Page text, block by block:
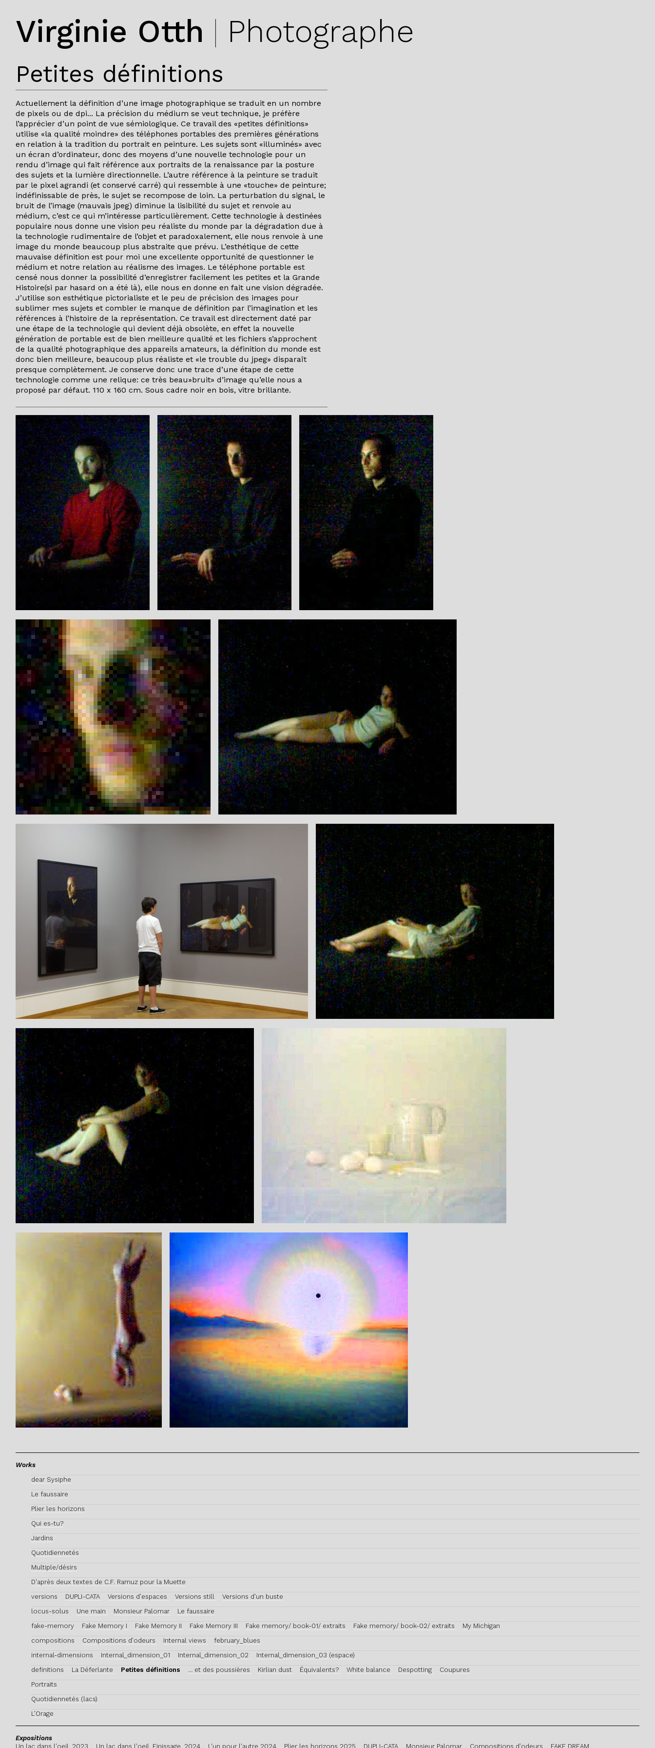
Virginie Otth | Photographe
Petites définitions
Actuellement la définition d’une image photographique se traduit en un nombre
de pixels ou de dpi... La précision du médium se veut technique, je préfère
l’apprécier d’un point de vue sémiologique. Ce travail des «petites définitions»
utilise «la qualité moindre» des téléphones portables des premières générations
en relation à la tradition du portrait en peinture. Les sujets sont «illuminés» avec
un écran d’ordinateur, donc des moyens d’une nouvelle technologie pour un
rendu d’image qui fait référence aux portraits de la renaissance par la posture
des sujets et la lumière directionnelle. L’autre référence à la peinture se traduit
par le pixel agrandi (et conservé carré) qui ressemble à une «touche» de peinture;
indéfinissable de près, le sujet se recompose de loin. La perturbation du signal, le
bruit de l’image (mauvais jpeg) diminue la lisibilité du sujet et renvoie au
médium, c’est ce qui m’intéresse particulièrement. Cette technologie à destinées
populaire nous donne une vision peu réaliste du monde par la dégradation due à
la technologie rudimentaire de l’objet et paradoxalement, elle nous renvoie à une
image du monde beaucoup plus abstraite que prévu. L’esthétique de cette
mauvaise définition est pour moi une excellente opportunité de questionner le
médium et notre relation au réalisme des images. Le téléphone portable est
censé nous donner la possibilité d’enregistrer facilement les petites et la Grande
Histoire(si par hasard on a été là), elle nous en donne en fait une vision dégradée.
J’utilise son esthétique pictorialiste et le peu de précision des images pour
sublimer mes sujets et combler le manque de définition par l’imagination et les
références à l’histoire de la représentation. Ce travail est directement daté par
une étape de la technologie qui devient déjà obsolète, en effet la nouvelle
génération de portable est de bien meilleure qualité et les fichiers s’approchent
de la qualité photographique des appareils amateurs, la définition du monde est
donc bien meilleure, beaucoup plus réaliste et «le trouble du jpeg» disparaît
presque complètement. Je conserve donc une trace d’une étape de cette
technologie comme une relique: ce très beau»bruit» d’image qu’elle nous a
proposé par défaut. 110 x 160 cm. Sous cadre noir en bois, vitre brillante.
Works
dear Sysiphe
Le faussaire
Plier les horizons
Qui es-tu?
Jardins
Quotidiennetés
Multiple/désirs
D'après deux textes de C.F. Ramuz pour la Muette
versions
DUPLI-CATA Versions d’espaces Versions still
Versions d’un buste
locus-solus
Une main Monsieur Palomar
Le faussaire
fake-memory
Fake Memory I Fake Memory II Fake Memory III Fake memory/ book-01/ extraits Fake memory/ book-02/ extraits
My Michigan
compositions
Compositions d’odeurs Internal views
february_blues
internal-dimensions
Internal_dimension_01 Internal_dimension_02
Internal_dimension_03 (espace)
definitions
La Déferlante Petites définitions … et des poussières Kirlian dust Équivalents? White balance Despotting
Coupures
Portraits
Quotidiennetés (lacs)
L’Orage
Expositions
Un lac dans l'oeil. 2023
Un lac dans l'oeil. Finissage. 2024 L'un pour l'autre 2024 Plier les horizons 2025 DUPLI-CATA Monsieur Palomar Compositions d’odeurs FAKE DREAM